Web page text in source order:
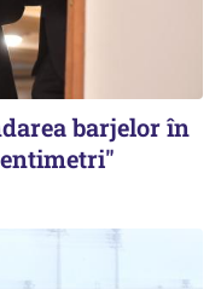
barjelor în